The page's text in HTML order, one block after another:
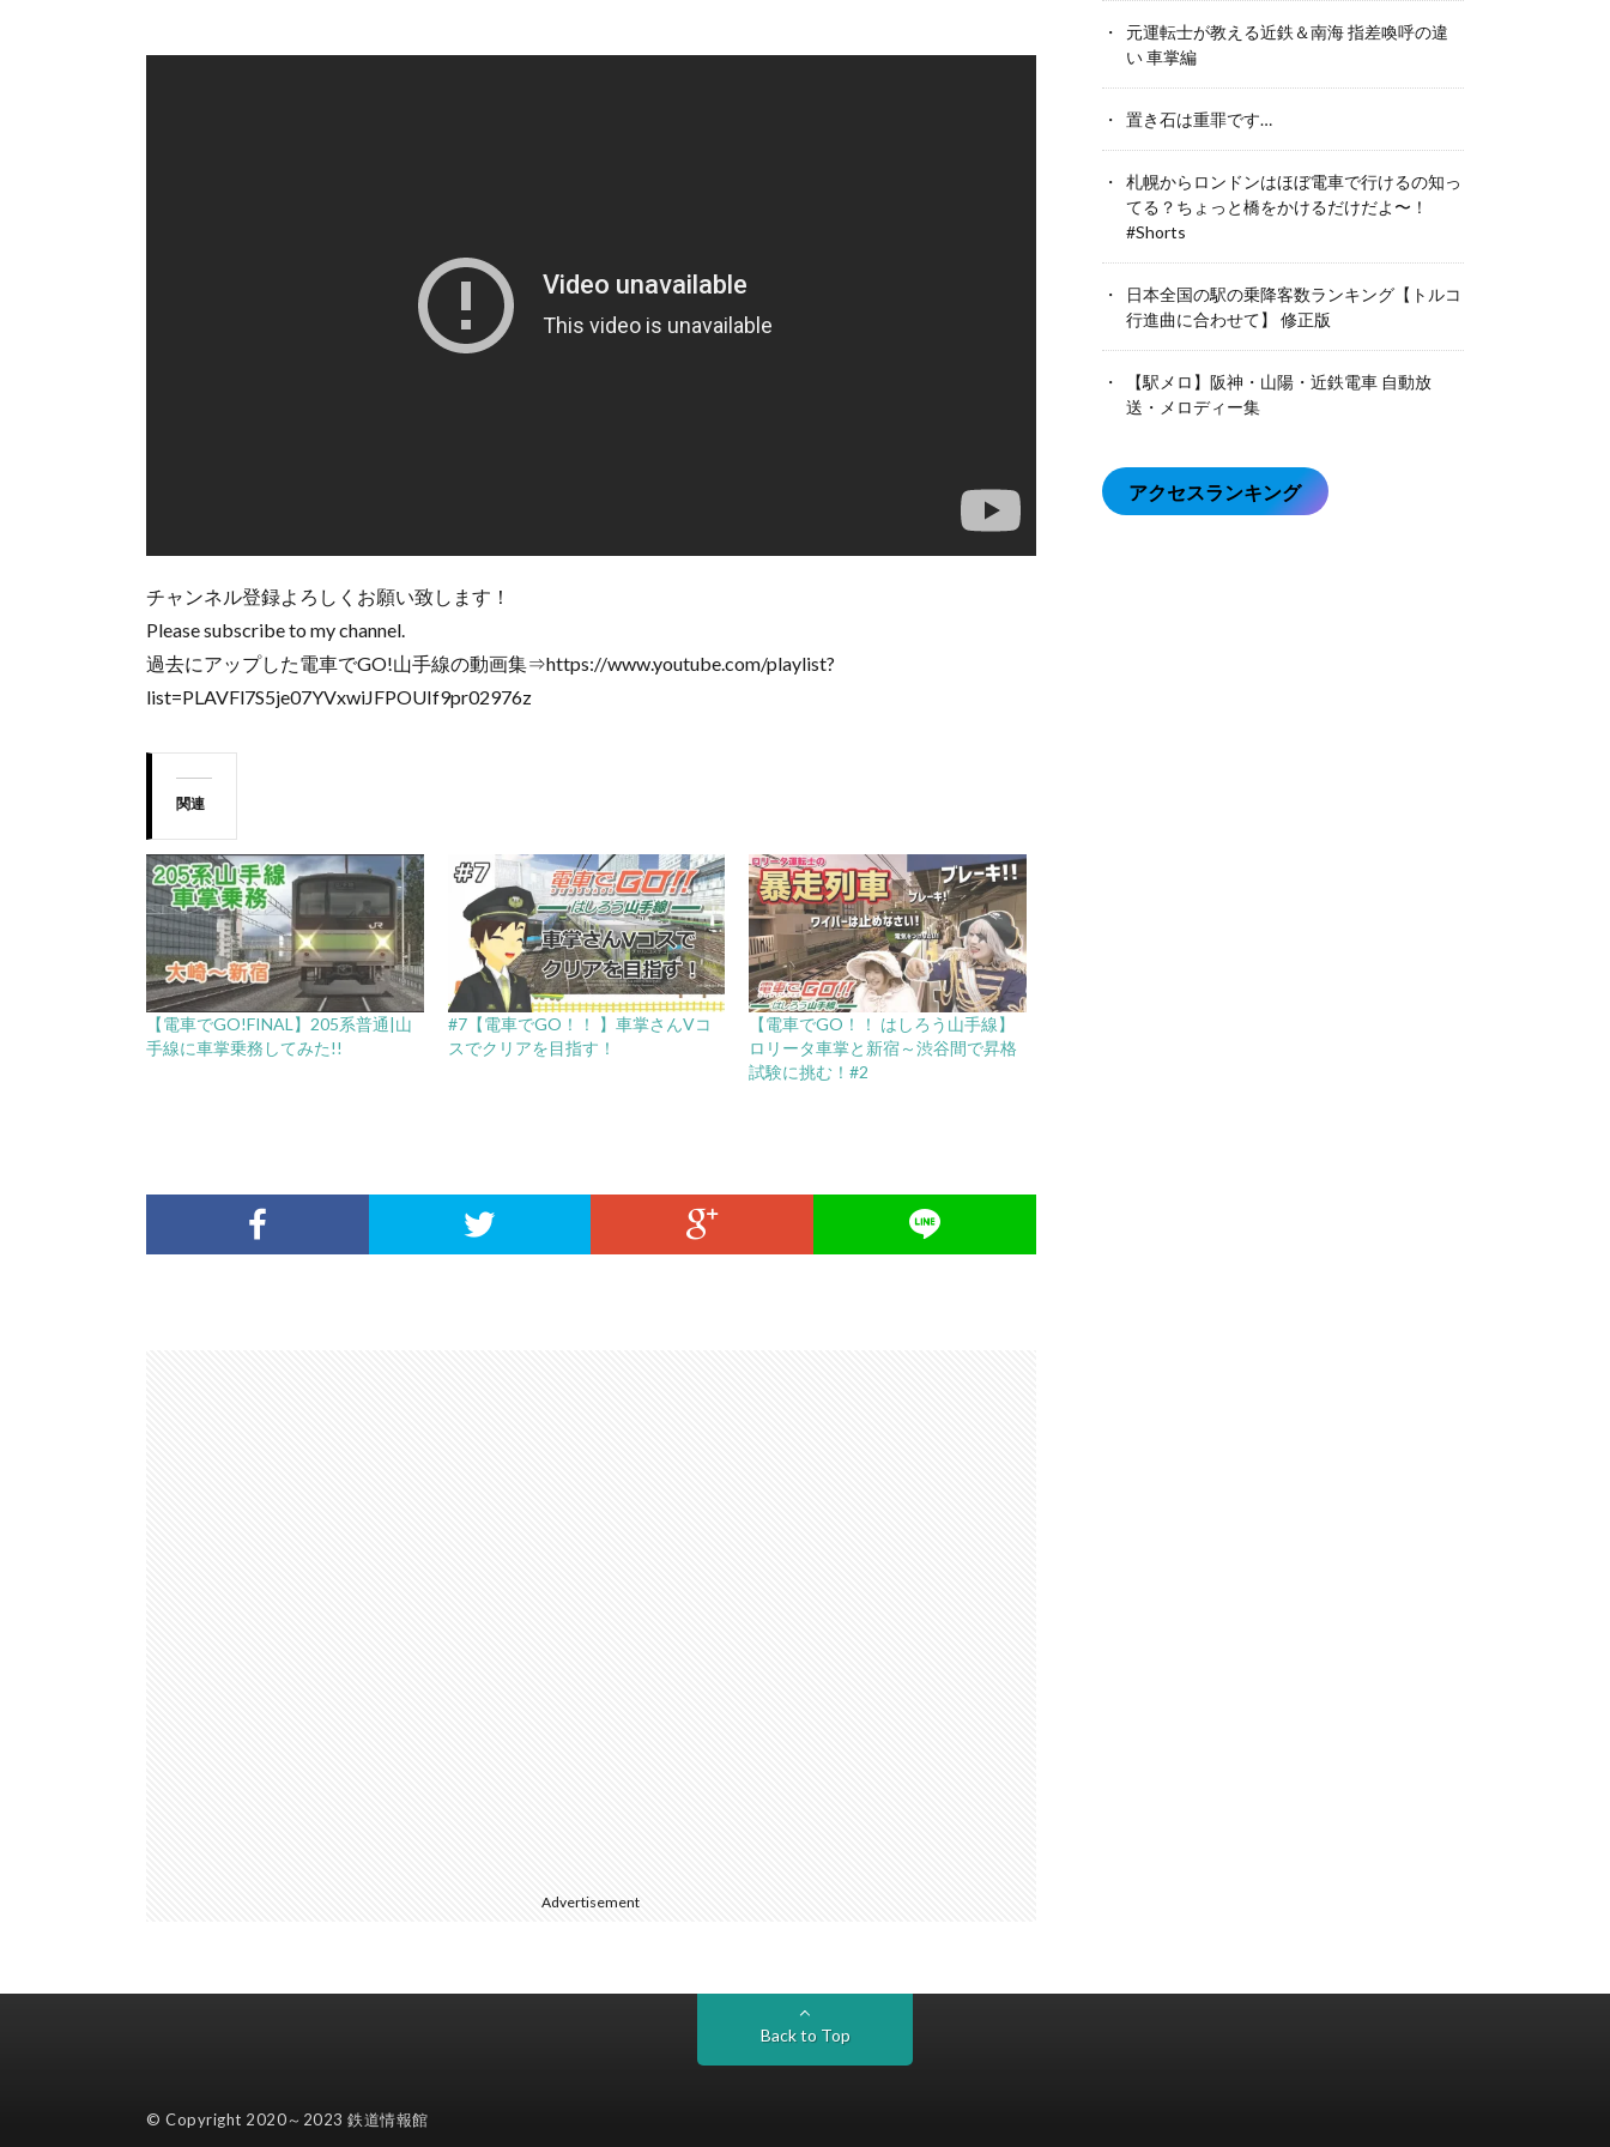
チャンネル登録よろしくお願い致します！
Please subscribe to my channel.
過去にアップした電車でGO!山手線の動画集⇒https://www.youtube.com/playlist?
list=PLAVFl7S5je07YVxwiJFPOUIf9pr02976z
関連
【電車でGO!FINAL】205系普通|山
手線に車掌乗務してみた!!
#7【電車でGO！！ 】車掌さんVコ
スでクリアを目指す！
【電車でGO！！ はしろう山手線】
ロリータ車掌と新宿～渋谷間で昇格
試験に挑む！#2
Advertisement
元運転士が教える近鉄＆南海 指差喚呼の違
い 車掌編
置き石は重罪です…
札幌からロンドンはほぼ電車で行けるの知っ
てる？ちょっと橋をかけるだけだよ〜！
#Shorts
日本全国の駅の乗降客数ランキング【トルコ
行進曲に合わせて】 修正版
【駅メロ】阪神・山陽・近鉄電車 自動放
送・メロディー集
アクセスランキング
Back to Top
© Copyright 2020～2023 鉄道情報館